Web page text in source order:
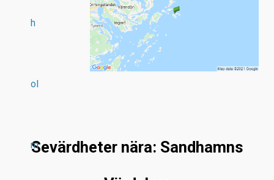
h
ol
m
Sevärdheter nära: Sandhamns